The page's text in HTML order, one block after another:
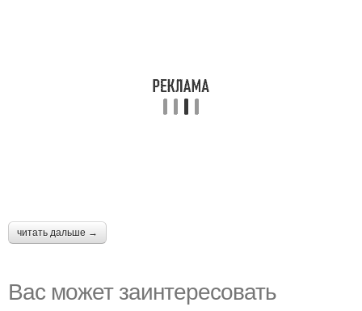
читать дальше →
Вас может заинтересовать